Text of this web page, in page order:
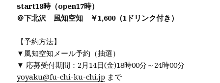
start18時（open17時）
＠下北沢 風知空知 ￥1,600（1ドリンク付き）
【予約方法】
▼風知空知メール予約（抽選）
▼ 応募受付期間：2月14日(金)18時00分～24時00分
yoyaku@fu-chi-ku-chi.jp まで